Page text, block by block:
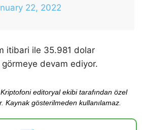
22, 2022
itibari ile 35.981 dolar
devam ediyor.
editoryal ekibi tarafından özel
Kaynak gösterilmeden kullanılamaz.